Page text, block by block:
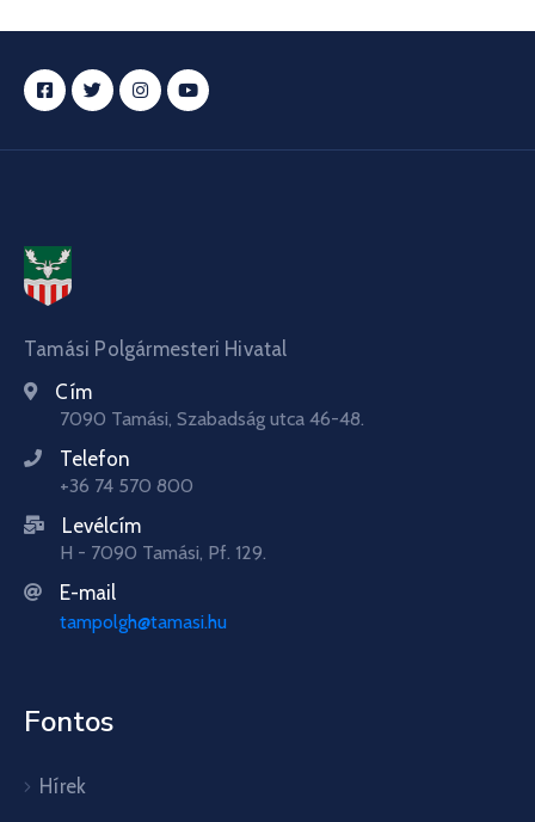
Tamási Polgármesteri Hivatal
Cím
7090 Tamási, Szabadság utca 46-48.
Telefon
+36 74 570 800
Levélcím
H - 7090 Tamási, Pf. 129.
E-mail
tampolgh@tamasi.hu
Fontos
Hírek